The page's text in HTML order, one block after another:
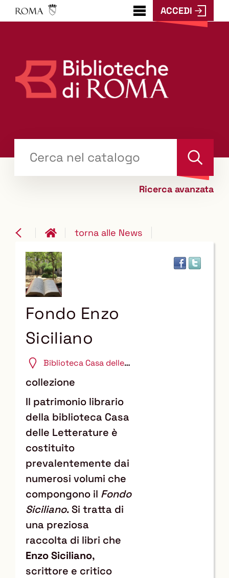
???
menu.button???
ACCEDI
il tuo libro "Catalogo"
Cerca
Ricerca avanzata
torna alle News
Fondo Enzo
Siciliano
Biblioteca Casa delle
collezione
Il patrimonio librario
della biblioteca Casa
delle Letterature è
costituito
prevalentemente dai
numerosi volumi che
compongono il Fondo
Siciliano. Si tratta di
una preziosa
raccolta di libri che
Enzo Siciliano,
scrittore e critico